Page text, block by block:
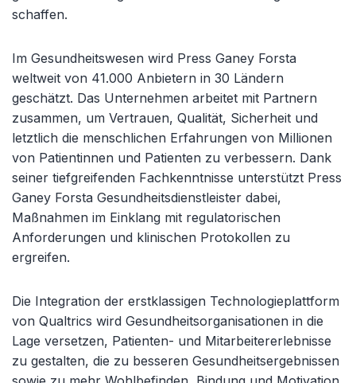
schaffen.
Im Gesundheitswesen wird Press Ganey Forsta
weltweit von 41.000 Anbietern in 30 Ländern
geschätzt. Das Unternehmen arbeitet mit Partnern
zusammen, um Vertrauen, Qualität, Sicherheit und
letztlich die menschlichen Erfahrungen von Millionen
von Patientinnen und Patienten zu verbessern. Dank
seiner tiefgreifenden Fachkenntnisse unterstützt Press
Ganey Forsta Gesundheitsdienstleister dabei,
Maßnahmen im Einklang mit regulatorischen
Anforderungen und klinischen Protokollen zu
ergreifen.
Die Integration der erstklassigen Technologieplattform
von Qualtrics wird Gesundheitsorganisationen in die
Lage versetzen, Patienten- und Mitarbeitererlebnisse
zu gestalten, die zu besseren Gesundheitsergebnissen